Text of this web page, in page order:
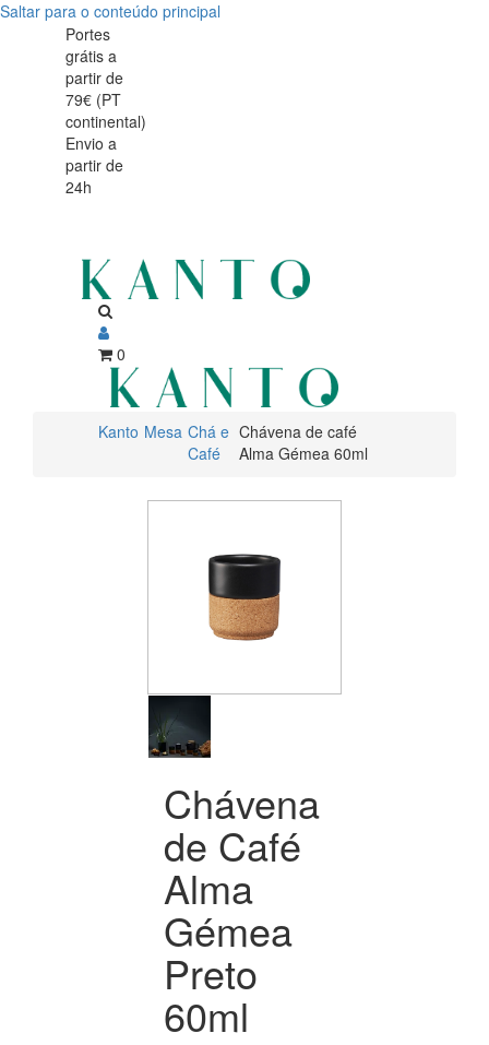
Saltar para o conteúdo principal
Chávena
café
Alma
Gémea
60ml
Chávena
Alma
Gémea
Portes
grátis a
partir de
79€ (PT
continental)
Envio a
partir de
24h
0
Kanto Mesa Chá e
Café
Chávena de café
Alma Gémea 60ml
Chávena
de Café
Alma
Gémea
Preto
60ml